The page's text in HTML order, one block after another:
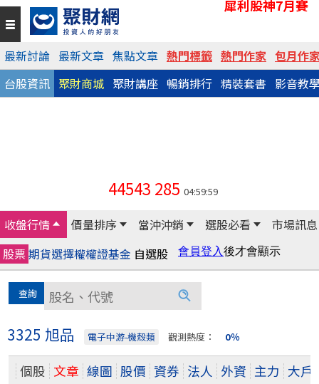
犀利股神7月賽
最新討論 最新文章 焦點文章 熱門標籤 熱門作家 包月作
台股資訊 聚財商城 聚財講座 暢銷排行 精裝套書 影音教
44543 285 04:59:59
收盤行情 價量排序 當沖沖銷 選股必看
市場訊息
股票期貨選擇權權證基金 自選股
3325 旭品 電子中游-機殼類 觀測熱度： 0％
個股 文章 線圖 股價 資券 法人 外資 主力 大戶